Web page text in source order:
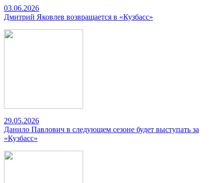
03.06.2026
Дмитрий Яковлев возвращается в «Кузбасс»
29.05.2026
Данило Павлович в следующем сезоне будет выступать за
«Кузбасс»